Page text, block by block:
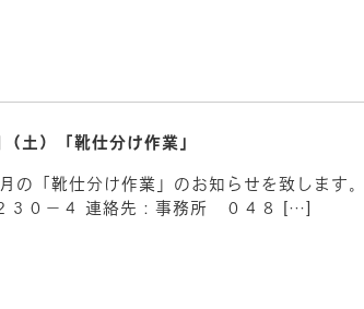
土）「靴仕分け作業」
の「靴仕分け作業」のお知らせを致しま
３０－４ 連絡先：事務所 ０４８ […]